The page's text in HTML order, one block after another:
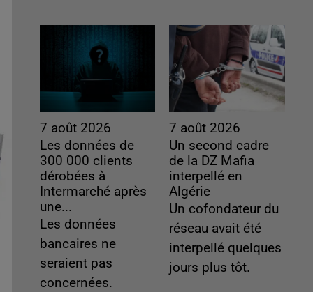
7 août 2026
Les données de
300 000 clients
dérobées à
Intermarché après
une...
Les données
bancaires ne
seraient pas
concernées.
7 août 2026
Un second cadre
de la DZ Mafia
interpellé en
Algérie
Un cofondateur du
réseau avait été
interpellé quelques
jours plus tôt.